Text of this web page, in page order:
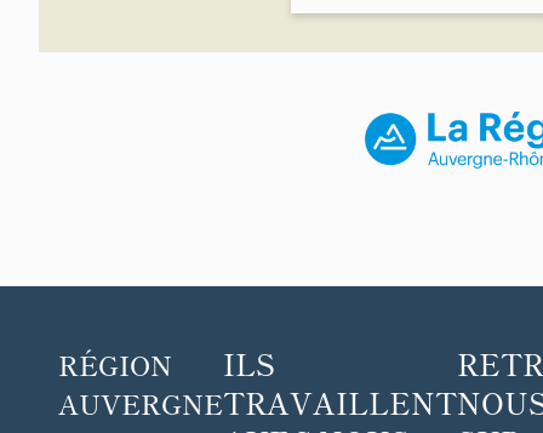
RÉGION
AUVERGNE
ILS
TRAVAILLENT